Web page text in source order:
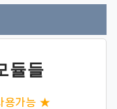
듈들
용가능 ★